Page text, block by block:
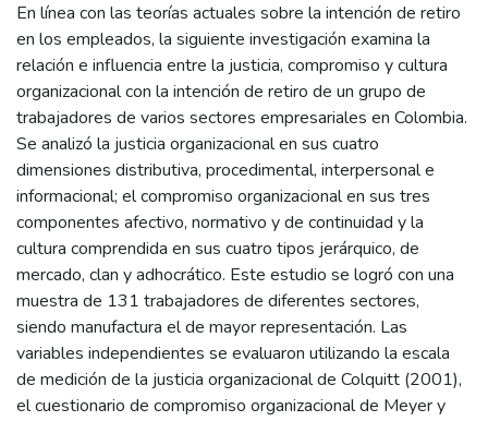
En línea con las teorías actuales sobre la intención de retiro
en los empleados, la siguiente investigación examina la
relación e influencia entre la justicia, compromiso y cultura
organizacional con la intención de retiro de un grupo de
trabajadores de varios sectores empresariales en Colombia.
Se analizó la justicia organizacional en sus cuatro
dimensiones distributiva, procedimental, interpersonal e
informacional; el compromiso organizacional en sus tres
componentes afectivo, normativo y de continuidad y la
cultura comprendida en sus cuatro tipos jerárquico, de
mercado, clan y adhocrático. Este estudio se logró con una
muestra de 131 trabajadores de diferentes sectores,
siendo manufactura el de mayor representación. Las
variables independientes se evaluaron utilizando la escala
de medición de la justicia organizacional de Colquitt (2001),
el cuestionario de compromiso organizacional de Meyer y